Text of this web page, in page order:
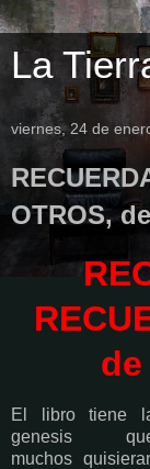
La
viernes, 24 de
OTROS,
El libro tiene
genesis
muchos